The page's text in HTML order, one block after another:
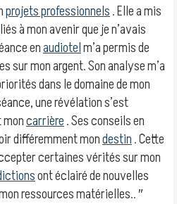
projets professionnels. Elle a mis
liés à mon avenir que je n’avais
enaudiotelm’a permis de
sur mon argent. Son analyse m’a
dans le domaine de mon
une révélation s’est
carrière. Ses conseils en
différemment mondestin. Cette
certaines vérités sur mon
ont éclairé de nouvelles
ressources matérielles.. ″